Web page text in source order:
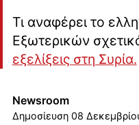
Τι αναφέρει το
Εξωτερικών
εξελίξεις στη Συρία.
Newsroom
08